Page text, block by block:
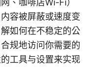
、咖啡店Wi-Fi）
容被屏蔽或速度变
如何在不稳定的公
规地访问你需要的
工具与设置来实现